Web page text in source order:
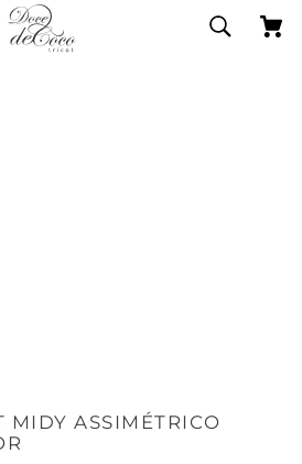
MIDY ASSIMÉTRICO